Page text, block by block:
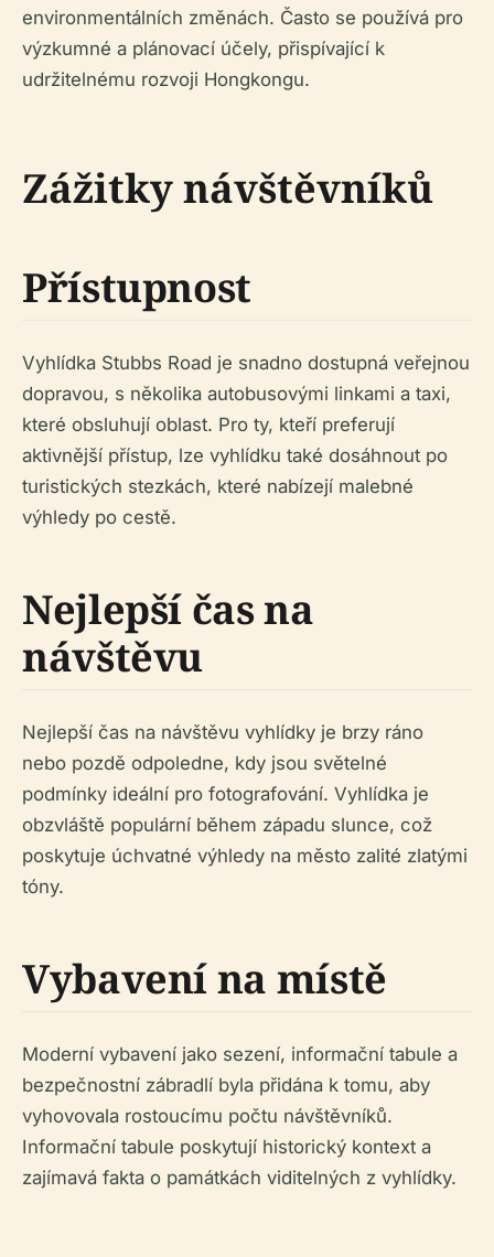
environmentálních změnách. Často se používá pro
výzkumné a plánovací účely, přispívající k
udržitelnému rozvoji Hongkongu.
Zážitky návštěvníků
Přístupnost
Vyhlídka Stubbs Road je snadno dostupná veřejnou
dopravou, s několika autobusovými linkami a taxi,
které obsluhují oblast. Pro ty, kteří preferují
aktivnější přístup, lze vyhlídku také dosáhnout po
turistických stezkách, které nabízejí malebné
výhledy po cestě.
Nejlepší čas na
návštěvu
Nejlepší čas na návštěvu vyhlídky je brzy ráno
nebo pozdě odpoledne, kdy jsou světelné
podmínky ideální pro fotografování. Vyhlídka je
obzvláště populární během západu slunce, což
poskytuje úchvatné výhledy na město zalité zlatými
tóny.
Vybavení na místě
Moderní vybavení jako sezení, informační tabule a
bezpečnostní zábradlí byla přidána k tomu, aby
vyhovovala rostoucímu počtu návštěvníků.
Informační tabule poskytují historický kontext a
zajímavá fakta o památkách viditelných z vyhlídky.